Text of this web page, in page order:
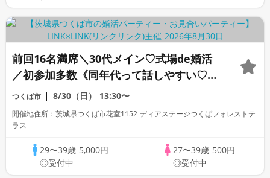
前回16名満席＼30代メイン♡式場de婚活
／初参加多数《同年代って話しやすい♡》
＆実年齢よりも若く見られる・清潔感のあ
る方
つくば市 8/30（日） 13:30〜
開催地住所：茨城県つくば市花室1152 ディアステージつくばフォレストテ
ラス
29〜39歳 5,000円
◎受付中
27〜39歳 500円
◎受付中